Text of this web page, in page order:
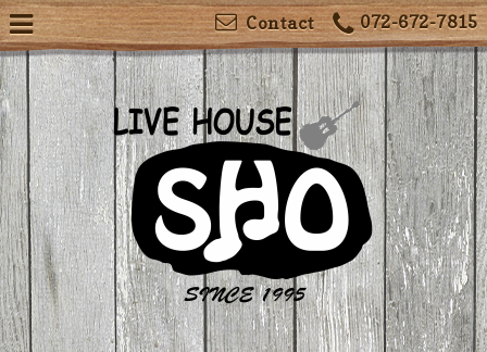
072-672-7815
Contact